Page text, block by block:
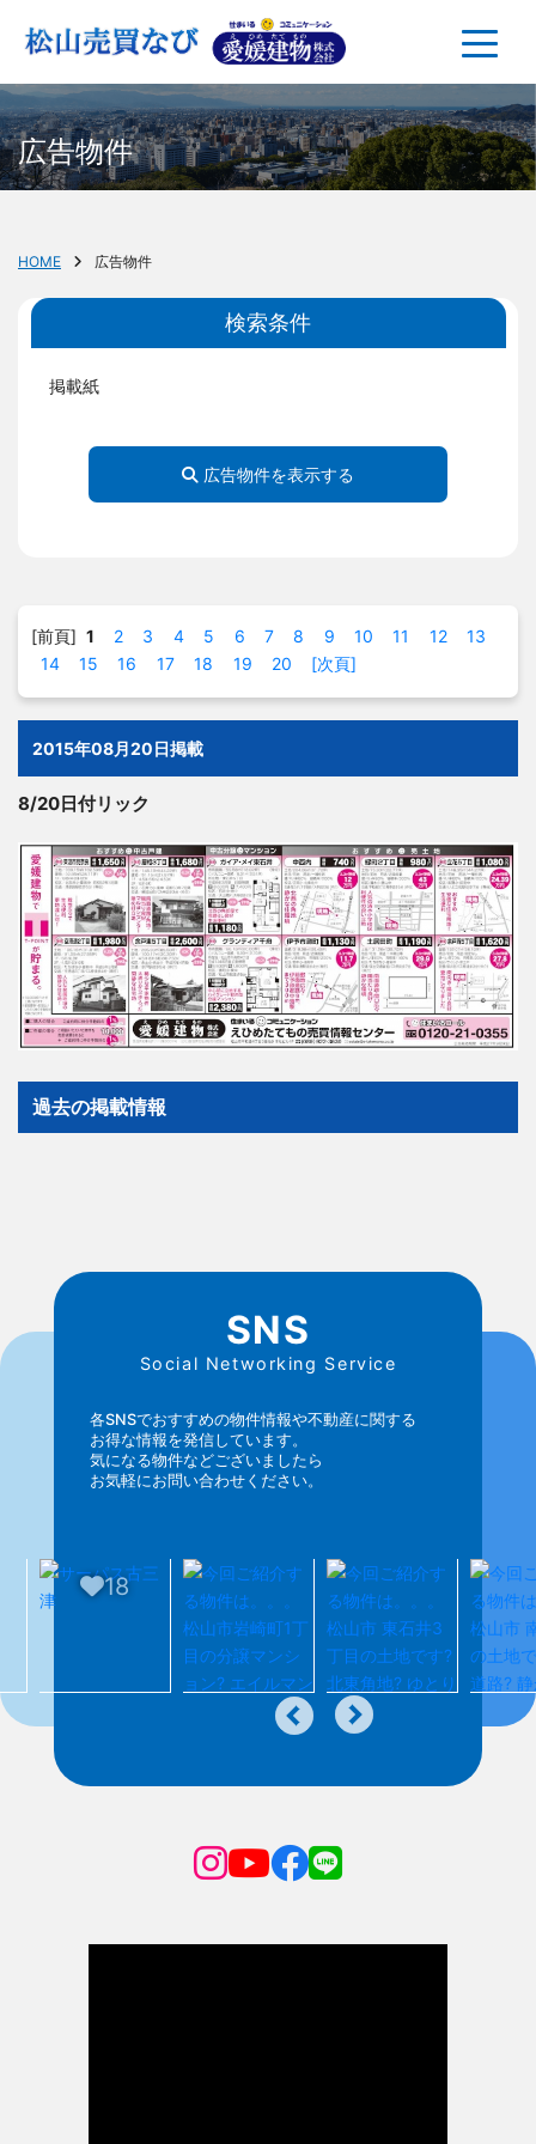
広告物件
HOME 広告物件
検索条件
掲載紙
広告物件を表示する
[前頁] 1 2 3 4 5 6 7 8 9 10 11 12
13
14
15 16 17 18 19 20 [次頁]
過去の掲載情報
2015年08月20日掲載
8/20日付リック
18
SNS
Social Networking Service
各SNSでおすすめの物件情報や不動産に関する
お得な情報を発信しています。
気になる物件などございましたら
お気軽にお問い合わせください。